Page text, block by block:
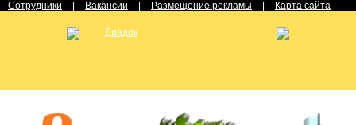
Сотрудники Вакансии Размещение рекламы Карта сайта